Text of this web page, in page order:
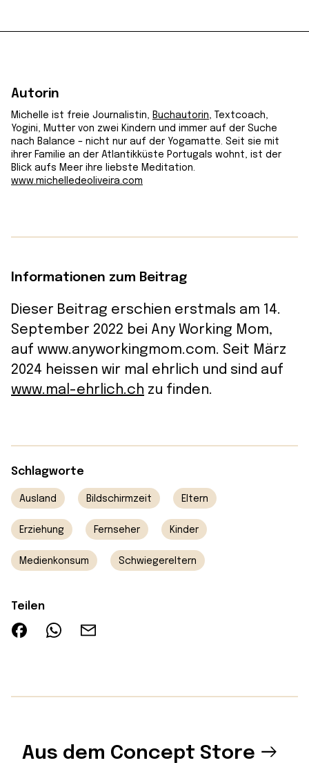
Autorin
Michelle ist freie Journalistin, Buchautorin, Textcoach,
Yogini, Mutter von zwei Kindern und immer auf der Suche
nach Balance – nicht nur auf der Yogamatte. Seit sie mit
ihrer Familie an der Atlantikküste Portugals wohnt, ist der
Blick aufs Meer ihre liebste Meditation.
www.michelledeoliveira.com
Informationen zum Beitrag
Dieser Beitrag erschien erstmals am 14.
September 2022 bei Any Working Mom,
auf www.anyworkingmom.com. Seit März
2024 heissen wir mal ehrlich und sind auf
www.mal-ehrlich.ch zu finden.
Schlagworte
Ausland Bildschirmzeit Eltern
Erziehung Fernseher Kinder
Medienkonsum Schwiegereltern
Teilen
Aus dem Concept Store